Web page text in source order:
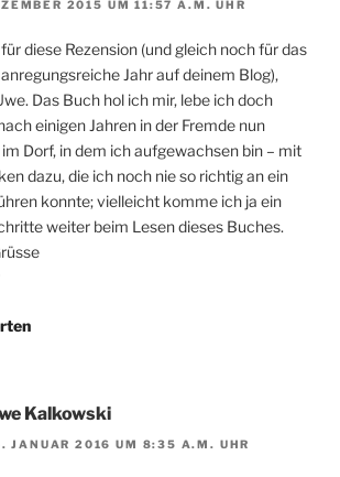
2015 UM 11:57 A.M. UHR
diese Rezension (und gleich noch für das
Jahr auf deinem Blog),
Das Buch hol ich mir, lebe ich doch
einigen Jahren in der Fremde nun
Dorf, in dem ich aufgewachsen bin – mit
dazu, die ich noch nie so richtig an ein
konnte; vielleicht komme ich ja ein
weiter beim Lesen dieses Buches.
Kalkowski
JANUAR 2016 UM 8:35 A.M. UHR